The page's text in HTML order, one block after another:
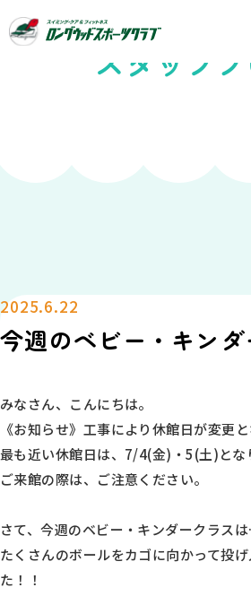
スタッフブ
2025.6.22
今週のベビー・キンダ
みなさん、こんにちは。
《お知らせ》工事により休館日が変更と
最も近い休館日は、7/4(金)・5(土)とな
ご来館の際は、ご注意ください。
さて、今週のベビー・キンダークラス
たくさんのボールをカゴに向かって投
た！！